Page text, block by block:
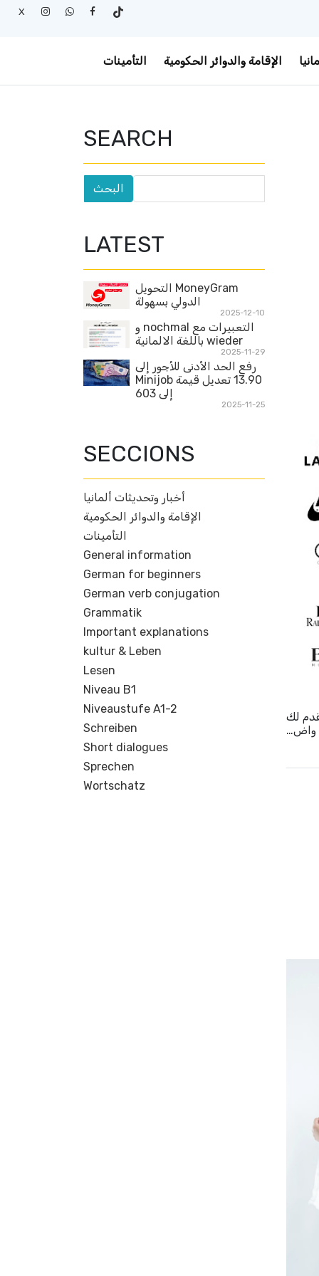
X
الإقامة والدوائر الحكومية التأمينات
لك
واض…
SEARCH
LATEST
MoneyGram التحويل
الدولي بسهولة
2025-12-10
التعبيرات مع nochmal و
wieder باللغة الالمانية
2025-11-29
رفع الحد الأدنى للأجور إلى
13.90 تعديل قيمة Minijob
إلى 603
2025-11-25
SECCIONS
أخبار وتحديثات ألمانيا
الإقامة والدوائر الحكومية
التأمينات
General information
German for beginners
German verb conjugation
Grammatik
Important explanations
kultur & Leben
Lesen
Niveau B1
Niveaustufe A1-2
Schreiben
Short dialogues
Sprechen
Wortschatz